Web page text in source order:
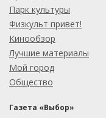
Парк культуры
Физкульт привет!
Кинообзор
Лучшие материалы
Мой город
Общество
Газета «Выбор»